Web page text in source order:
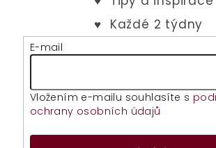
E-mail
Vložením e-mailu souhlasíte s
ochrany osobních údajů